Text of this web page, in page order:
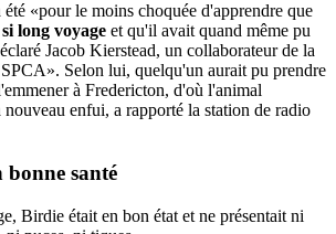
«pour le moins choquée d'apprendre que
long voyage et qu'il avait quand même pu
Jacob Kierstead, un collaborateur de la
Selon lui, quelqu'un aurait pu prendre
à Fredericton, d'où l'animal
nouveau enfui, a rapporté la station de radio
santé
Birdie était en bon état et ne présentait ni